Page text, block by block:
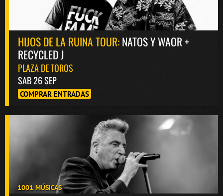
HIJOS DE LA RUINA TOUR:NATOS Y WAOR +
RECYCLED J
PLAZA DE TOROS
SAB 26 SEP
COMPRAR ENTRADAS
1001 MÚSICAS